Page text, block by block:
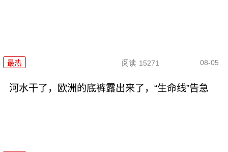
最热 阅读 15271 08-05
河水干了，欧洲的底裤露出来了，“生命线”告急